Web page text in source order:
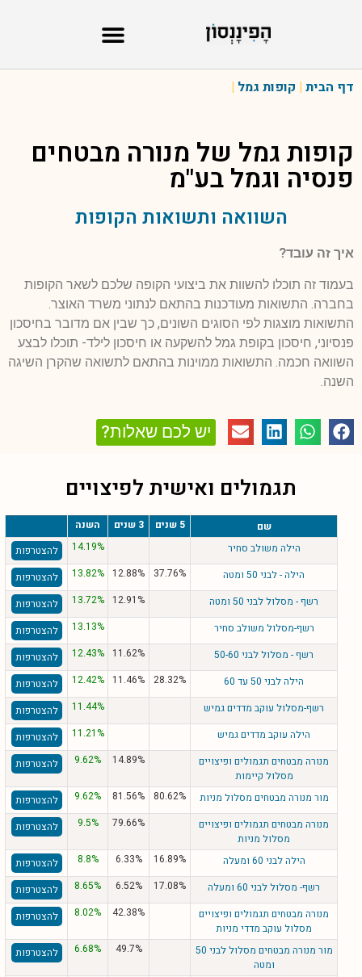
דף הבית | קופות גמל |
קופות גמל של מנורה מבטחים
פנסיה וגמל בע"מ
השוואה ותשואות הקופות
איך זה עובד?
בעמוד זה תוכלו להשוות את ביצועי הקופה שלכם לשאר הקופות
בחברה. התשואות מעודכנות בהתאם לנתוני משרד האוצר.
התשואות מוצגות לפי הסוגים השונים, כך שבין אם מדובר בחיסכון
פנסיוני, חיסכון בקופת גמל להשקעה או חיסכון לילד- תוכלו לבצע
השוואה חכמה. התשואות ממוינות בהתאם לתשואה שהקרן השיגה
השנה.
יש לכם שאלות?
תגמולים ואישית לפיצויים
שם 5 שנים 3 שנים
השנה
הילה משולב סחיר
14.19%
להצטרפות
הילה - לבני 50 ומטה
37.76%
12.88%
13.82%
להצטרפות
רשף - מסלול לבני 50 ומטה
12.91%
13.72%
להצטרפות
רשף-מסלול משולב סחיר
13.13%
להצטרפות
רשף - מסלול לבני 50-60
11.62%
12.43%
להצטרפות
הילה לבני 50 עד 60
28.32%
11.46%
12.42%
להצטרפות
רשף-מסלול עוקב מדדים גמיש
11.44%
להצטרפות
הילה עוקב מדדים גמיש
11.21%
להצטרפות
מנורה מבטחים תגמולים ופיצויים
מסלול קיימות
14.89%
9.62% להצטרפות
מור מנורה מבטחים מסלול מניות 80.62%
81.56%
9.62%
להצטרפות
מנורה מבטחים תגמולים ופיצויים
מסלול מניות
79.66%
9.5% להצטרפות
הילה לבני 60 ומעלה 16.89%
6.33%
8.8%
להצטרפות
רשף- מסלול לבני 60 ומעלה
17.08%
6.52%
8.65%
להצטרפות
מנורה מבטחים תגמולים ופיצויים
מסלול עוקב מדדי מניות
42.38%
8.02% להצטרפות
מור מנורה מבטחים מסלול לבני 50
ומטה
49.7%
6.68% להצטרפות